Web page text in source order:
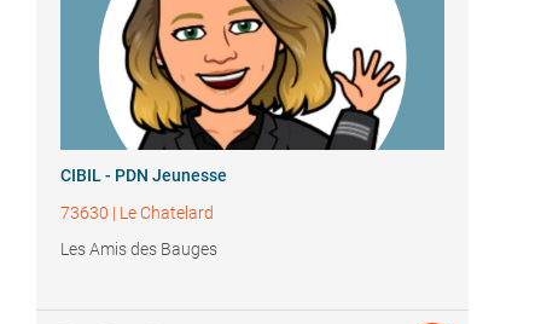
CIBIL - PDN Jeunesse
73630 | Le Chatelard
Les Amis des Bauges